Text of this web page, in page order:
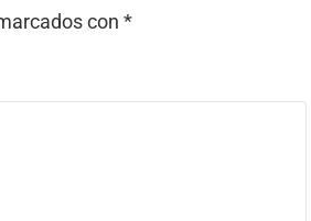
con *